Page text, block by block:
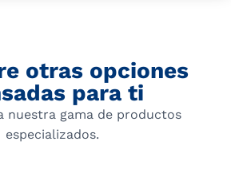
otras opciones
para ti
nuestra gama de productos
especializados.